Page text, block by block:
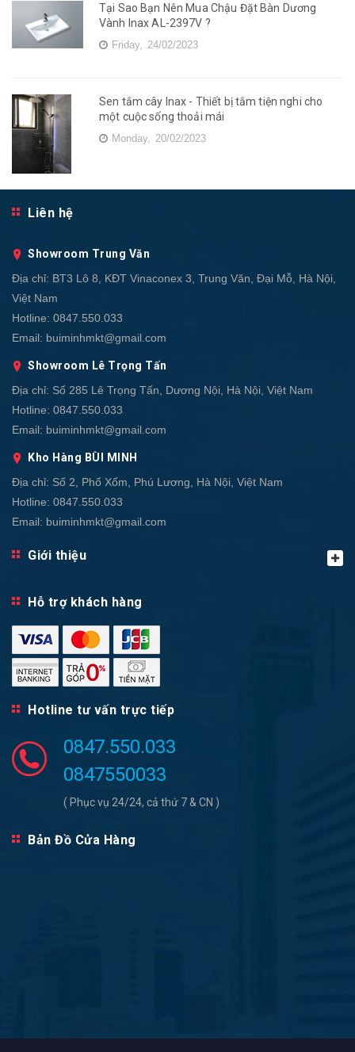
Tại Sao Bạn Nên Mua Chậu Đặt Bàn Dương
Vành Inax AL-2397V ?
Friday, 24/02/2023
Sen tắm cây Inax - Thiết bị tắm tiện nghi cho
một cuộc sống thoải mái
Monday, 20/02/2023
Liên hệ
Showroom Trung Văn
Địa chỉ: BT3 Lô 8, KĐT Vinaconex 3, Trung Văn, Đại Mỗ, Hà Nội,
Việt Nam
Hotline: 0847.550.033
Email: buiminhmkt@gmail.com
Showroom Lê Trọng Tấn
Địa chỉ: Số 285 Lê Trọng Tấn, Dương Nội, Hà Nội, Việt Nam
Hotline: 0847.550.033
Email: buiminhmkt@gmail.com
Kho Hàng BÙI MINH
Địa chỉ: Số 2, Phố Xốm, Phú Lương, Hà Nội, Việt Nam
Hotline: 0847.550.033
Email: buiminhmkt@gmail.com
Giới thiệu
Hỗ trợ khách hàng
Hotline tư vấn trực tiếp
0847.550.033
0847550033
( Phục vụ 24/24, cả thứ 7 & CN )
Bản Đồ Cửa Hàng